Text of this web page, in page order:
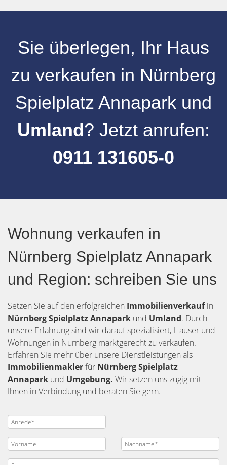
Sie überlegen, Ihr Haus
zu verkaufen in Nürnberg
Spielplatz Annapark und
Umland? Jetzt anrufen:
0911 131605-0
Wohnung verkaufen in
Nürnberg Spielplatz Annapark
und Region: schreiben Sie uns
Setzen Sie auf den erfolgreichen Immobilienverkaufin
NürnbergSpielplatz Annapark und Umland. Durch
unsere Erfahrung sind wir darauf spezialisiert, Häuser und
Wohnungen in Nürnberg marktgerecht zu verkaufen.
Erfahren Sie mehr über unsere Dienstleistungen als
Immobilienmaklerfür Nürnberg Spielplatz
Annapark und Umgebung. Wir setzen uns zügig mit
Ihnen in Verbindung und beraten Sie gern.